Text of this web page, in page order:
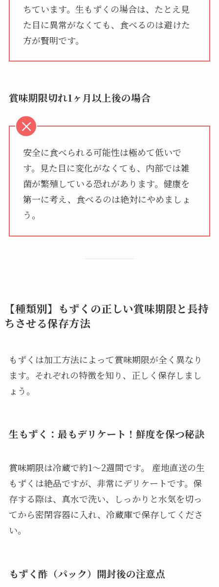
ちています。生もずくの場合は、たとえ見
た目に異常がなくても、食べるのは避けた
方が賢明です。
賞味期限切れ1ヶ月以上後の場合
安全に食べられる可能性は極めて低いで
す。見た目に変化がなくても、内部では雑
菌が繁殖している恐れがあります。健康を
第一に考え、食べるのは絶対にやめましょ
う。
【種類別】もずくの正しい賞味期限と長持
ちさせる保存方法
もずくは加工方法によって賞味期限が全く異なり
ます。それぞれの特徴を知り、正しく保存しまし
ょう。
生もずく：最もデリケート！鮮度を保つ秘訣
賞味期限は冷蔵で約1～2週間です。 産地直送の生
もずくは絶品ですが、非常にデリケートです。保
存する際は、真水で洗い、しっかりと水気を切っ
てから密閉容器に入れ、冷蔵庫で保存してくださ
い。
もずく酢（パック）開封後の注意点